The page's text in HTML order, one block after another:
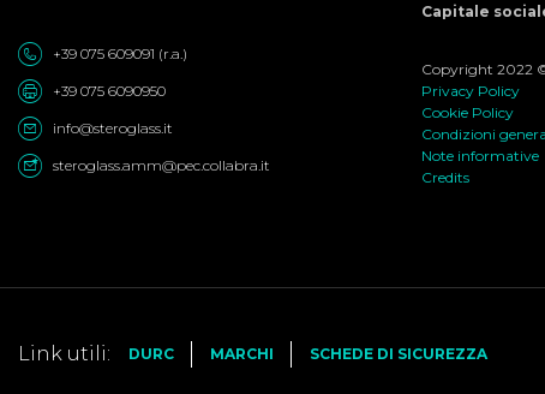
+39 075 609091 (r.a.)
+39 075 6090950
info@steroglass.it
steroglass.amm@pec.collabra.it
Capitale
Copyright 2022
Privacy Policy
Cookie Policy
Condizioni
Note informative
Credits
Link utili: DURC MARCHI SCHEDE DI SICUREZZA